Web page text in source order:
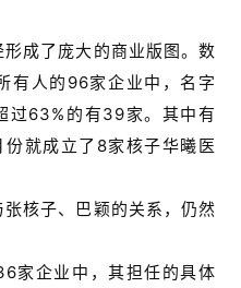
成了庞大的商业版图。数
有人的96家企业中，名字
过63%的有39家。其中有
就成立了8家核子华曦医
核子、巴颖的关系，仍然
家企业中，其担任的具体